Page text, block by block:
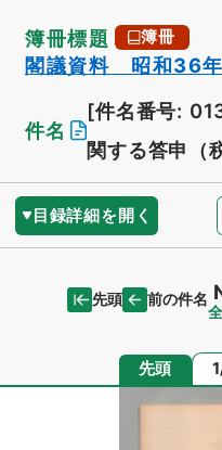
簿冊標題 簿冊
閣議資料 昭和36
件名
[件名番号:
関する答申（
目録詳細を開く
先頭 前の件名
先頭 ペ